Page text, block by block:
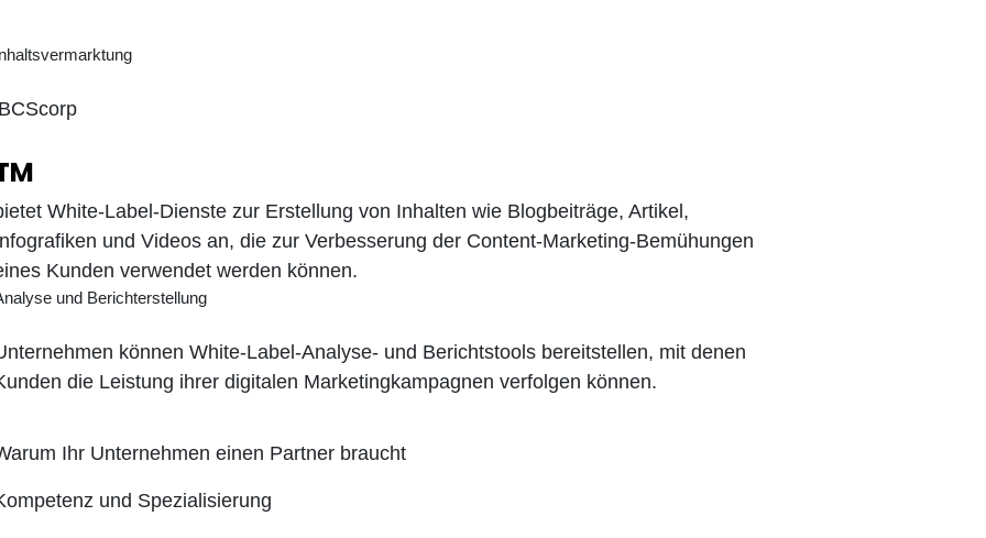
White-Label-Dienste zur Erstellung von Inhalten wie Blogbeiträge, Artikel,
und Videos an, die zur Verbesserung der Content-Marketing-Bemühungen
Kunden verwendet werden können.
und Berichterstellung
können White-Label-Analyse- und Berichtstools bereitstellen, mit denen
die Leistung ihrer digitalen Marketingkampagnen verfolgen können.
Ihr Unternehmen einen Partner braucht
und Spezialisierung